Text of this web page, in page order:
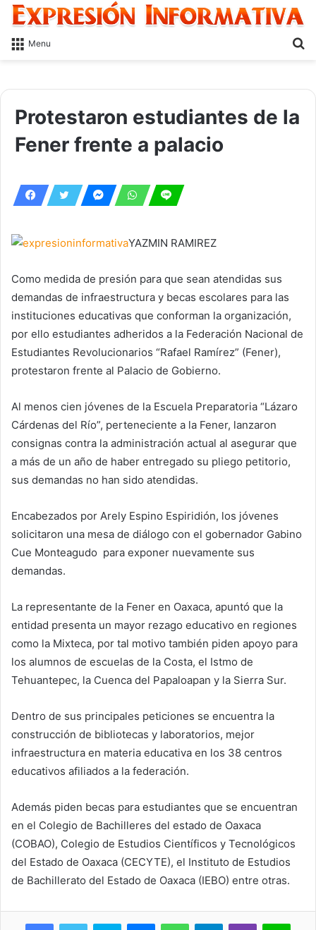
Menu
Protestaron estudiantes de la
Fener frente a palacio
YAZMIN RAMIREZ
Como medida de presión para que sean atendidas sus
demandas de infraestructura y becas escolares para las
instituciones educativas que conforman la organización,
por ello estudiantes adheridos a la Federación Nacional de
Estudiantes Revolucionarios “Rafael Ramírez” (Fener),
protestaron frente al Palacio de Gobierno.
Al menos cien jóvenes de la Escuela Preparatoria “Lázaro
Cárdenas del Río”, perteneciente a la Fener, lanzaron
consignas contra la administración actual al asegurar que
a más de un año de haber entregado su pliego petitorio,
sus demandas no han sido atendidas.
Encabezados por Arely Espino Espiridión, los jóvenes
solicitaron una mesa de diálogo con el gobernador Gabino
Cue Monteagudo para exponer nuevamente sus
demandas.
La representante de la Fener en Oaxaca, apuntó que la
entidad presenta un mayor rezago educativo en regiones
como la Mixteca, por tal motivo también piden apoyo para
los alumnos de escuelas de la Costa, el Istmo de
Tehuantepec, la Cuenca del Papaloapan y la Sierra Sur.
Dentro de sus principales peticiones se encuentra la
construcción de bibliotecas y laboratorios, mejor
infraestructura en materia educativa en los 38 centros
educativos afiliados a la federación.
Además piden becas para estudiantes que se encuentran
en el Colegio de Bachilleres del estado de Oaxaca
(COBAO), Colegio de Estudios Científicos y Tecnológicos
del Estado de Oaxaca (CECYTE), el Instituto de Estudios
de Bachillerato del Estado de Oaxaca (IEBO) entre otras.
Skype MessengerWhatsAppTelegramViber Line